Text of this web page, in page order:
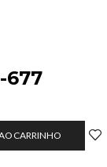
677
CARRINHO